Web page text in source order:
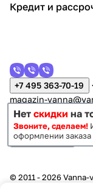
Кредит и
+7 495 363-70-19
magazin-
г. Москва, Митино,
Темная тема
© 2011 - 2026 Vanna-
Нет скидки на
Звоните, сделаем!
оформлении заказа